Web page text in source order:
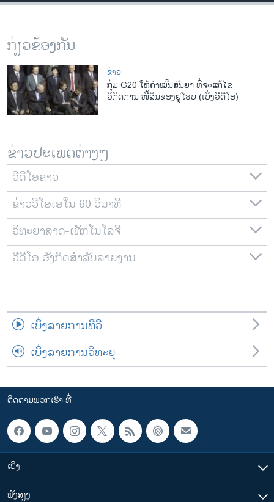
ພາສາອັງກິດ
ສຽງ
ລາຍການກະຈາຍສຽງ
ລາຍງານ
ຕິດຕາມພວກເຮົາ ທີ່
ພາສາຕ່າງໆ
ກ່ຽວຂ້ອງກັນ
ຂ່າວ
ກຸ່ມ G20 ໃຫ້ຄໍາໝັ້ນສັນຍາ ທີ່ຈະແກ້ໄຂ
ວິກິດການ ໜີ້ສິນຂອງຢູໂຣບ (ເບິ່ງວີດີໂອ)
ຂ່າວປະເພດຕ່າງໆ
ວີດີໂອຂ່າວ
ຂ່າວວີໂອເອໃນ 60 ວິນາທີ
ວິທະຍາສາດ-ເທັກໂນໂລຈີ
ວີດີໂອ ອັງກິດສຳລັບລາຍງານ
ເບິ່ງລາຍການທີວີ
ເບິ່ງລາຍການວິທະຍຸ
ຕິດຕາມພວກເຮົາ ທີ່
ເບິ່ງ
ຟັງສຽງ